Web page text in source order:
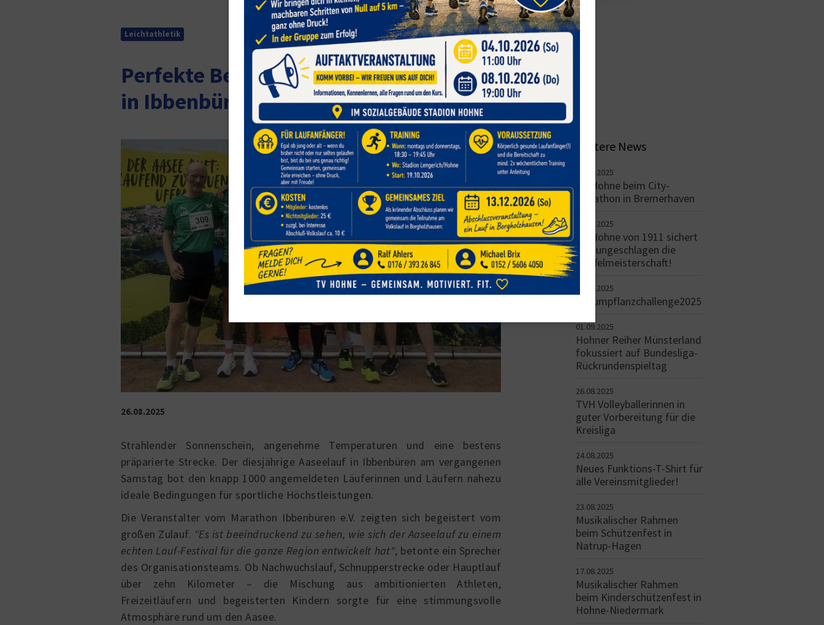
Leichtathletik
Perfekte Bedingungen beim Aaseelauf
in Ibbenbüren
26.08.2025
Strahlender Sonnenschein, angenehme Temperaturen und eine bestens
präparierte Strecke. Der diesjährige Aaseelauf in Ibbenbüren am vergangenen
Samstag bot den knapp 1000 angemeldeten Läuferinnen und Läufern nahezu
ideale Bedingungen für sportliche Höchstleistungen.
Die Veranstalter vom Marathon Ibbenbüren e.V. zeigten sich begeistert vom
großen Zulauf. "Es ist beeindruckend zu sehen, wie sich der Aaseelauf zu einem
echten Lauf-Festival für die ganze Region entwickelt hat", betonte ein Sprecher
des Organisationsteams. Ob Nachwuchslauf, Schnupperstrecke oder Hauptlauf
über zehn Kilometer – die Mischung aus ambitionierten Athleten,
Freizeitläufern und begeisterten Kindern sorgte für eine stimmungsvolle
Atmosphäre rund um den Aasee.
Weitere News
09.09.2025
TV Hohne beim City-
Marathon in Bremerhaven
09.09.2025
TV Hohne von 1911 sichert
sich ungeschlagen die
Staffelmeisterschaft!
04.09.2025
#baumpflanzchallenge2025
01.09.2025
Hohner Reiher Münsterland
fokussiert auf Bundesliga-
Rückrundenspieltag
26.08.2025
TVH Volleyballerinnen in
guter Vorbereitung für die
Kreisliga
24.08.2025
Neues Funktions-T-Shirt für
alle Vereinsmitglieder!
23.08.2025
Musikalischer Rahmen
beim Schützenfest in
Natrup-Hagen
17.08.2025
Musikalischer Rahmen
beim Kinderschützenfest in
Hohne-Niedermark